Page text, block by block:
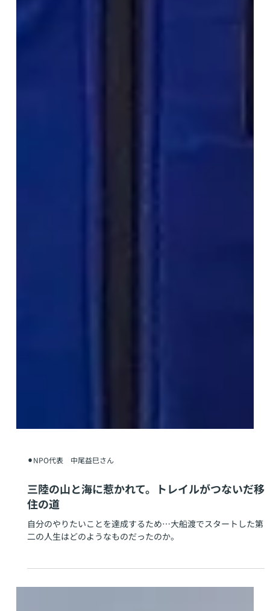
⚫︎NPO代表 中尾益巳さん
三陸の山と海に惹かれて。トレイルがつないだ移
住の道
二の人生はどのようなものだったのか。